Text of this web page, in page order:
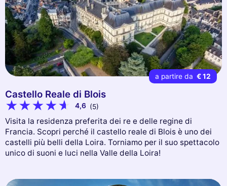
a partire da € 12
Castello Reale di Blois
4,6 (5)
Visita la residenza preferita dei re e delle regine di
Francia. Scopri perché il castello reale di Blois è uno dei
castelli più belli della Loira. Torniamo per il suo spettacolo
unico di suoni e luci nella Valle della Loira!